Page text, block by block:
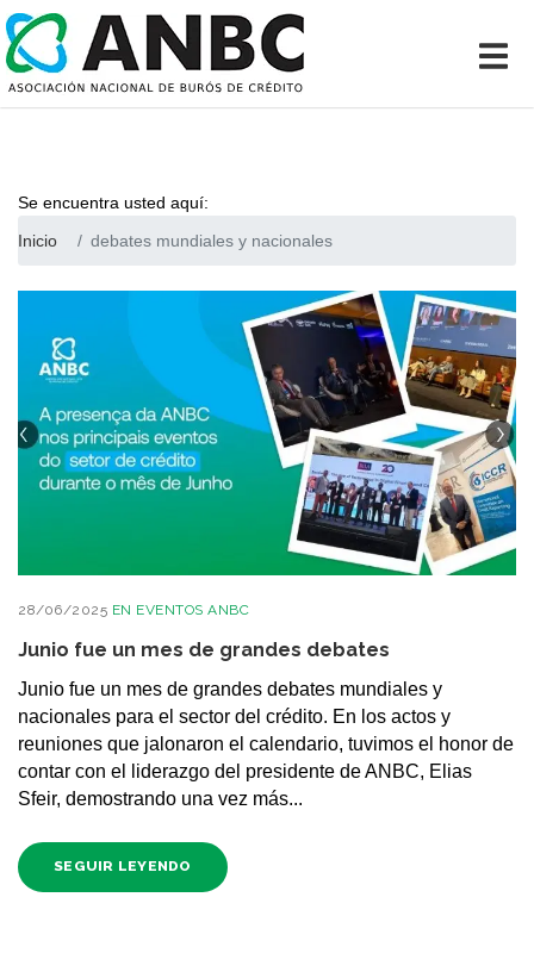
Se encuentra usted aquí:
Inicio
debates mundiales y nacionales
28/06/2025 EN EVENTOS ANBC
Junio fue un mes de grandes debates
Junio fue un mes de grandes debates mundiales y
nacionales para el sector del crédito. En los actos y
reuniones que jalonaron el calendario, tuvimos el honor de
contar con el liderazgo del presidente de ANBC, Elias
Sfeir, demostrando una vez más...
SEGUIR LEYENDO